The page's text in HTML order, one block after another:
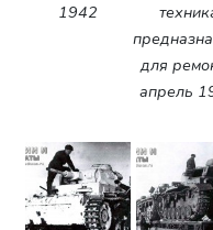
1942
для
апрель